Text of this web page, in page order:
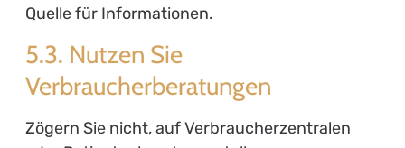
Quelle für Informationen.
5.3. Nutzen Sie
Verbraucherberatungen
Zögern Sie nicht, auf Verbraucherzentralen